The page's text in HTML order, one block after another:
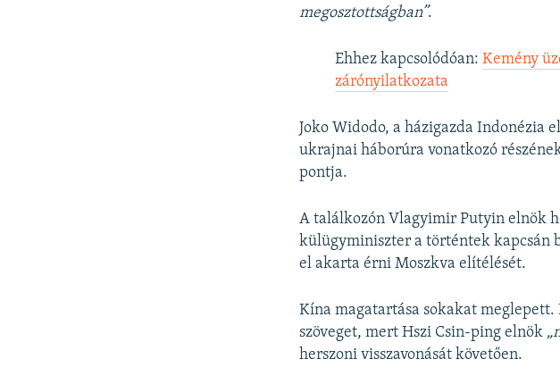
megosztottságban”.
Ehhez kapcsolódóan:Kemény
zárónyilatkozata
Joko Widodo, a házigazda Indonézia
ukrajnai háborúra vonatkozó
pontja.
A találkozón Vlagyimir Putyin elnök
külügyminiszter a történtek kapcsán
el akarta érni Moszkva elítélését.
Kína magatartása sokakat
szöveget, mert Hszi Csin-ping elnök
herszoni visszavonását követően.